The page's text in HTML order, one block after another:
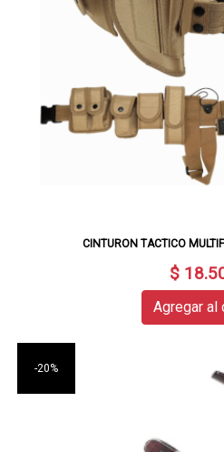
CINTURON TACTICO
$
Agregar al
-20%